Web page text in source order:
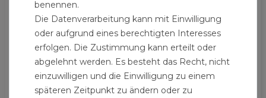
HTSafe Rohr Abflussrohr DN 75 x 750 mm grau
5,19 € *
Zentimeter | 0,07 € / Zentimeter
benennen.
Die Datenverarbeitung kann mit Einwilligung
oder aufgrund eines berechtigten Interesses
erfolgen. Die Zustimmung kann erteilt oder
abgelehnt werden. Es besteht das Recht, nicht
einzuwilligen und die Einwilligung zu einem
späteren Zeitpunkt zu ändern oder zu